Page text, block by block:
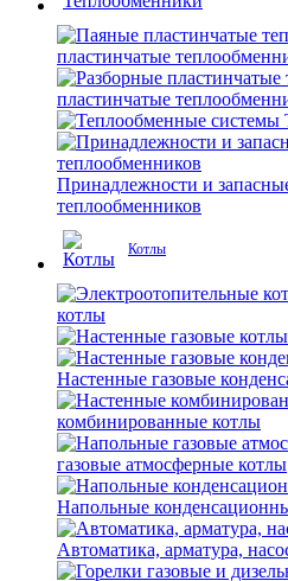
пластинчатые
пластинчатые
Принадлежности и
теплообменников
Котлы
котлы
Настенные газовые
комбинированные котлы
газовые атмосферные котлы
Напольные
Автоматика, арматура,